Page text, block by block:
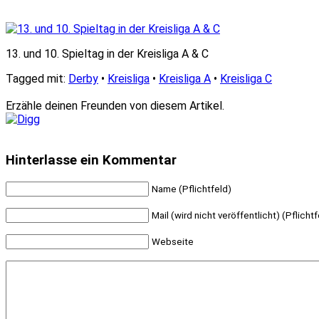
13. und 10. Spieltag in der Kreisliga A & C
Tagged mit: Derby • Kreisliga • Kreisliga A • Kreisliga C
Erzähle deinen Freunden von diesem Artikel.
Hinterlasse ein Kommentar
Name (Pflichtfeld)
Mail (wird nicht veröffentlicht)
Webseite